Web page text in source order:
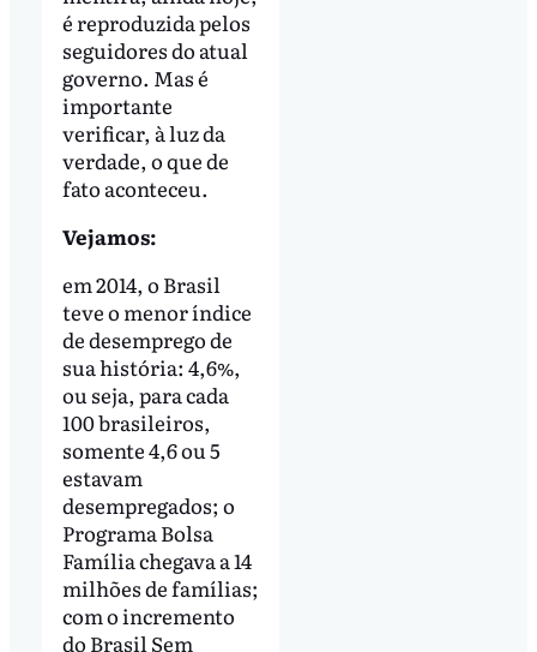
é reproduzida pelos
seguidores do atual
governo. Mas é
importante
verificar, à luz da
verdade, o que de
fato aconteceu.
Vejamos:
em 2014, o Brasil
teve o menor índice
de desemprego de
sua história: 4,6%,
ou seja, para cada
100 brasileiros,
somente 4,6 ou 5
estavam
desempregados; o
Programa Bolsa
Família chegava a 14
milhões de famílias;
com o incremento
do Brasil Sem